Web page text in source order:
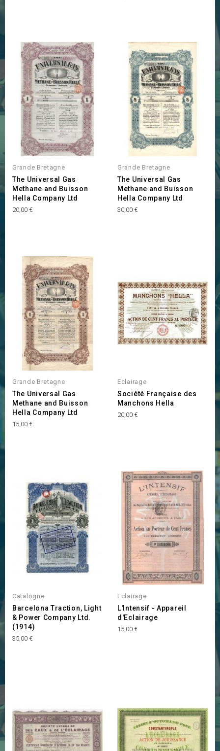
Grande Bretagne
The Universal Gas
Methane and Buisson
Hella Company Ltd
Prix
20,00 €
Grande Bretagne
The Universal Gas
Methane and Buisson
Hella Company Ltd
Prix
30,00 €
Grande Bretagne
The Universal Gas
Methane and Buisson
Hella Company Ltd
Prix
15,00 €
Eclairage
Société Française des
Manchons Hella
Prix
20,00 €
Catalogne
Barcelona Traction, Light
& Power Company Ltd.
(1914)
Prix
35,00 €
Eclairage
L'Intensif - Appareil
d'Eclairage
Prix
15,00 €